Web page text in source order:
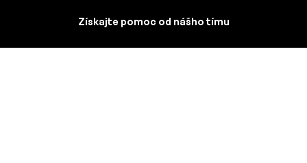
Získajte pomoc od nášho tímu